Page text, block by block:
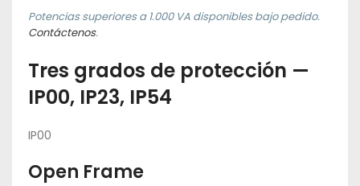
Potencias superiores a 1.000 VA disponibles bajo pedido.
Contáctenos.
Tres grados de protección —
IP00, IP23, IP54
IP00
Open Frame